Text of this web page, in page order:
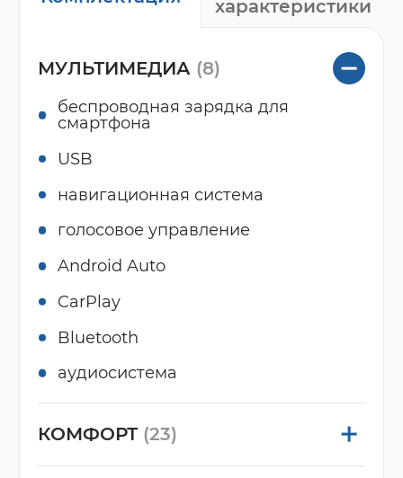
характеристики
МУЛЬТИМЕДИА (8)
беспроводная зарядка для
смартфона
USB
навигационная система
голосовое управление
Android Auto
CarPlay
Bluetooth
аудиосистема
КОМФОРТ (23)